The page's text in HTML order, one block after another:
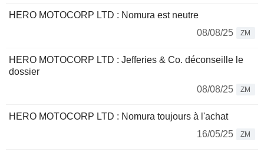
HERO MOTOCORP LTD : Nomura est neutre
08/08/25
ZM
HERO MOTOCORP LTD : Jefferies & Co. déconseille le
dossier
08/08/25
ZM
HERO MOTOCORP LTD : Nomura toujours à l'achat
16/05/25
ZM